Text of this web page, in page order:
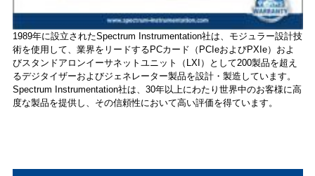
1989年に設立されたSpectrum Instrumentation社は、モジュラー設計技
術を使用して、業界をリードするPCカード（PCIeおよびPXIe）およ
びスタンドアロンイーサネットユニット（LXI）として200製品を超え
るデジタイザーおよびジェネレーター製品を設計・製造しています。
Spectrum Instrumentation社は、30年以上にわたり世界中のお客様に高
度な製品を提供し、その信頼性において高い評価を得ています。